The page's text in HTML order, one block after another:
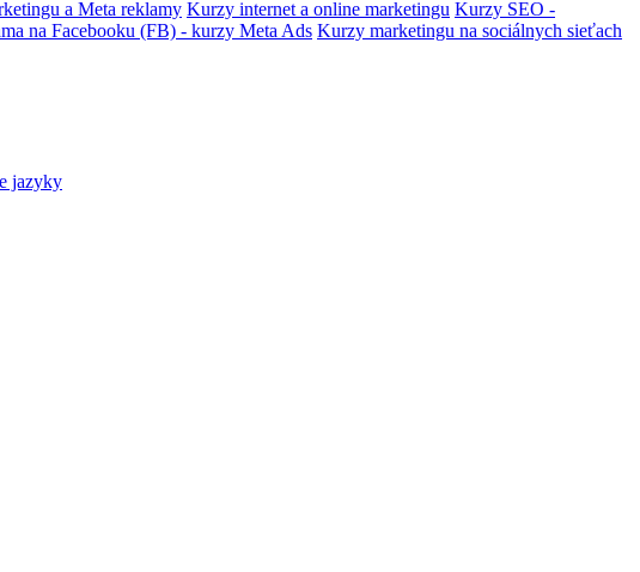
a Meta reklamy Kurzy internet a online marketingu Kurzy SEO -
na Facebooku (FB) - kurzy Meta Ads Kurzy marketingu na sociálnych sieťach
jazyky